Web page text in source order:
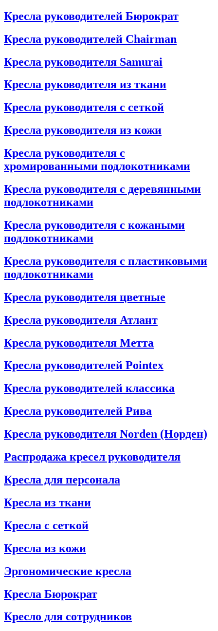
Кресла руководителей Бюрократ
Кресла руководителей Chairman
Кресла руководителя Samurai
Кресла руководителя из ткани
Кресла руководителя с сеткой
Кресла руководителя из кожи
Кресла руководителя с
хромированными подлокотниками
Кресла руководителя с деревянными
подлокотниками
Кресла руководителя с кожаными
подлокотниками
Кресла руководителя с пластиковыми
подлокотниками
Кресла руководителя цветные
Кресла руководителя Атлант
Кресла рyководителя Метта
Кресла руководителей Pointex
Кресла руководителей классика
Кресла руководителей Рива
Кресла руководителя Norden (Норден)
Распродажа кресел руководителя
Кресла для персонала
Кресла из ткани
Кресла с сеткой
Кресла из кожи
Эргономические кресла
Кресла Бюрократ
Кресло для сотрудников